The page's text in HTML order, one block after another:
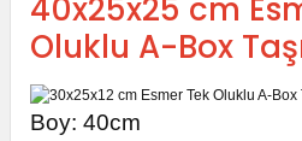
40x25x25 cm
Oluklu A-Box
Boy: 40cm